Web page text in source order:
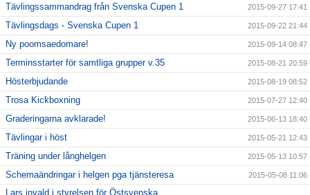
Tävlingssammandrag från Svenska Cupen 1 2015-09-27 17:41
Tävlingsdags - Svenska Cupen 1 2015-09-22 21:44
Ny poomsaedomare! 2015-09-14 08:47
Terminsstarter för samtliga grupper v.35 2015-08-21 20:59
Hösterbjudande 2015-08-19 08:52
Trosa Kickboxning 2015-07-27 12:40
Graderingarna avklarade! 2015-06-13 18:40
Tävlingar i höst 2015-05-21 12:43
Träning under långhelgen 2015-05-13 10:57
Schemaändringar i helgen pga tjänsteresa 2015-05-08 11:06
Lars invald i styrelsen för Östsvenska